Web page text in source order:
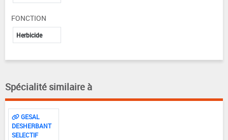
FONCTION
Herbicide
Spécialité similaire à
GESAL
DESHERBANT
SELECTIF